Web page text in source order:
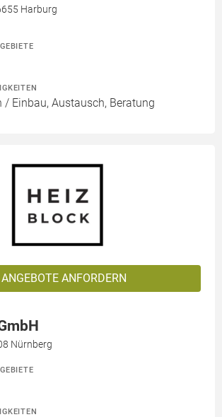
Harburg
Einbau, Austausch, Beratung
ANGEBOTE ANFORDERN
Nürnberg